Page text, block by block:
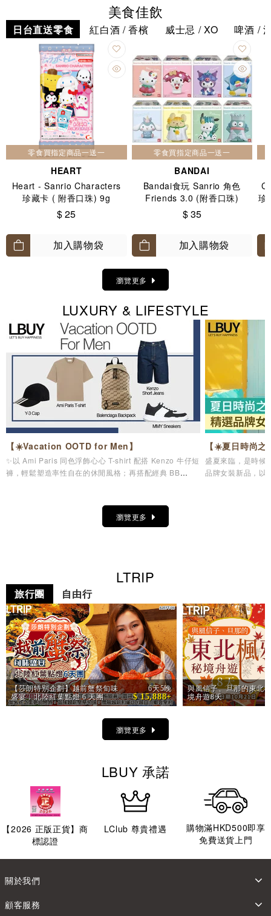
美食佳飲
日台直送零食 紅白酒 / 香檳 威士忌 / XO 啤酒 /
零食買指定商品一送一
HEART
Heart - Sanrio Characters
珍藏卡 ( 附香口珠) 9g
$ 25
加入購物袋
零食買指定商品一送一
BANDAI
Bandai食玩 Sanrio 角色
Friends 3.0 (附香口珠)
$ 35
加入購物袋
珍
瀏覽更多
LUXURY & LIFESTYLE
【☀️Vacation OOTD for Men】
✨以 Ami Paris 同色浮飾心心 T-shirt 配搭 Kenzo 牛仔短
褲，輕鬆塑造率性自在的休閒風格；再搭配經典 BB
Stripes Cap及 MMY 低幫帆布鞋，為整體造型注入活力
氣息，輕鬆展現不費力的時尚魅力。
【☀️夏日時尚之
盛夏來臨，是時候
品牌女裝新品，以
瀏覽更多
LTRIP
旅行團 自由行
【莎朗特別企劃】越前蟹祭旬味
盛宴．北陸紅葉點燈 6 天團
6天5晚
$ 15,888+
與風信子、旦那的東北
境舟遊8天
瀏覽更多
LBUY 承諾
【2026 正版正貨】商
標認證
LClub 尊貴禮遇
購物滿HKD500即享
免費送貨上門
關於我們
顧客服務